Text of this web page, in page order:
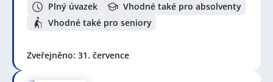
Plný úvazek
Vhodné také pro absolventy
Vhodné také pro seniory
Zveřejněno: 31. července